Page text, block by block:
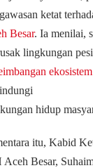
ketat
Besar. Ia menilai,
lingkungan
hidup
itu, Kabid
Aceh Besar,